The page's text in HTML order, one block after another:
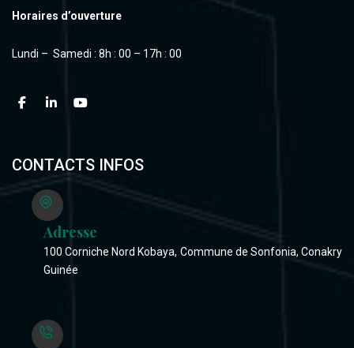
Horaires d’ouverture
Lundi – Samedi : 8h : 00 – 17h : 00
CONTACTS INFOS
Adresse
100 Corniche Nord Kobaya, Commune de Sonfonia, Conakry
Guinée